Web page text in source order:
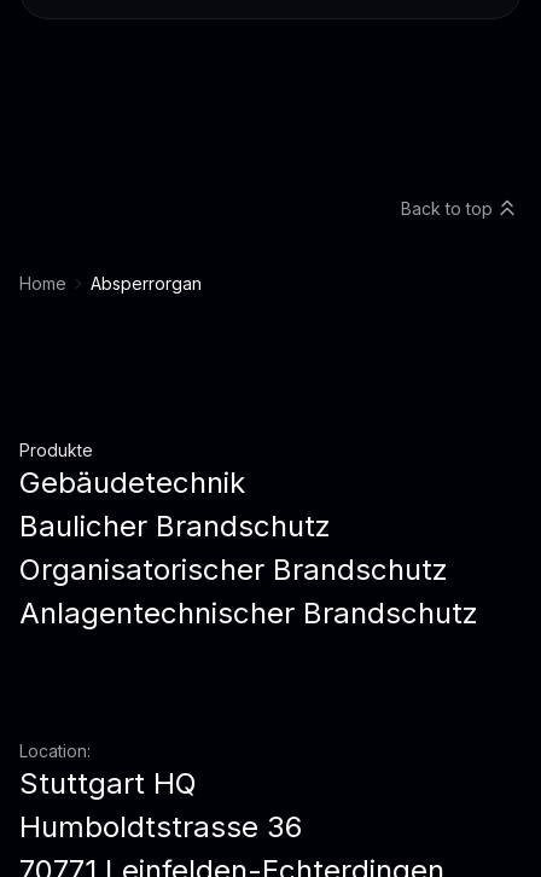
Home Absperrorgan
Back to top
Produkte
Gebäudetechnik
Baulicher Brandschutz
Organisatorischer Brandschutz
Anlagentechnischer Brandschutz
Location:
Stuttgart HQ
Humboldtstrasse 36